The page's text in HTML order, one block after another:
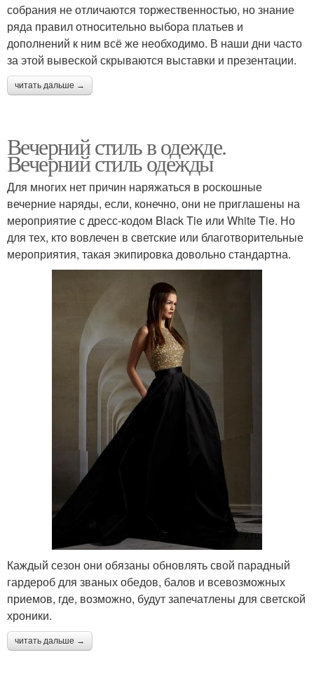
собрания не отличаются торжественностью, но знание
ряда правил относительно выбора платьев и
дополнений к ним всё же необходимо. В наши дни часто
за этой вывеской скрываются выставки и презентации.
читать дальше →
Вечерний стиль в одежде.
Вечерний стиль одежды
Для многих нет причин наряжаться в роскошные
вечерние наряды, если, конечно, они не приглашены на
мероприятие с дресс-кодом Black Tie или White Tie. Но
для тех, кто вовлечен в светские или благотворительные
мероприятия, такая экипировка довольно стандартна.
Каждый сезон они обязаны обновлять свой парадный
гардероб для званых обедов, балов и всевозможных
приемов, где, возможно, будут запечатлены для светской
хроники.
читать дальше →